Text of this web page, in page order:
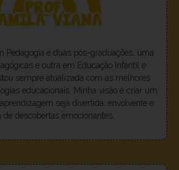
Pedagogia e duas pós-graduações, uma
e outra em Educação Infantil e
sempre atualizada com as melhores
educacionais. Minha visão é criar um
seja divertida, envolvente e
de descobertas emocionantes.